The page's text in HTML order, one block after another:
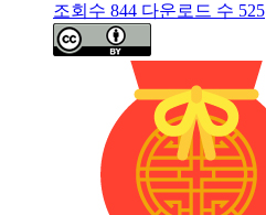
조회수 844 다운로드 수 525